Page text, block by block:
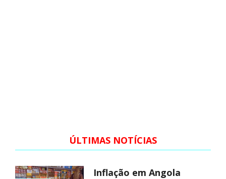
ÚLTIMAS NOTÍCIAS
Inflação em Angola